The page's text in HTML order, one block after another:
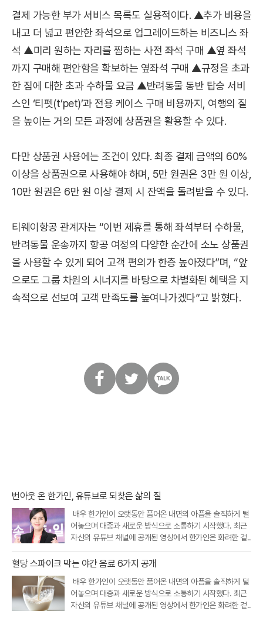
결제 가능한 부가 서비스 목록도 실용적이다. ▲추가 비용을
내고 더 넓고 편안한 좌석으로 업그레이드하는 비즈니스 좌
석 ▲미리 원하는 자리를 찜하는 사전 좌석 구매 ▲옆 좌석
까지 구매해 편안함을 확보하는 옆좌석 구매 ▲규정을 초과
한 짐에 대한 초과 수하물 요금 ▲반려동물 동반 탑승 서비
스인 ‘티펫(t’pet)’과 전용 케이스 구매 비용까지, 여행의 질
을 높이는 거의 모든 과정에 상품권을 활용할 수 있다.
다만 상품권 사용에는 조건이 있다. 최종 결제 금액의 60%
이상을 상품권으로 사용해야 하며, 5만 원권은 3만 원 이상,
10만 원권은 6만 원 이상 결제 시 잔액을 돌려받을 수 있다.
티웨이항공 관계자는 “이번 제휴를 통해 좌석부터 수하물,
반려동물 운송까지 항공 여정의 다양한 순간에 소노 상품권
을 사용할 수 있게 되어 고객 편의가 한층 높아졌다”며, “앞
으로도 그룹 차원의 시너지를 바탕으로 차별화된 혜택을 지
속적으로 선보여 고객 만족도를 높여나가겠다”고 밝혔다.
번아웃 온 한가인, 유튜브로 되찾은 삶의 질
배우 한가인이 오랫동안 품어온 내면의 아픔을 솔직하게 털
어놓으며 대중과 새로운 방식으로 소통하기 시작했다. 최근
자신의 유튜브 채널에 공개된 영상에서 한가인은 화려한 겉..
혈당 스파이크 막는 야간 음료 6가지 공개
배우 한가인이 오랫동안 품어온 내면의 아픔을 솔직하게 털
어놓으며 대중과 새로운 방식으로 소통하기 시작했다. 최근
자신의 유튜브 채널에 공개된 영상에서 한가인은 화려한 겉..